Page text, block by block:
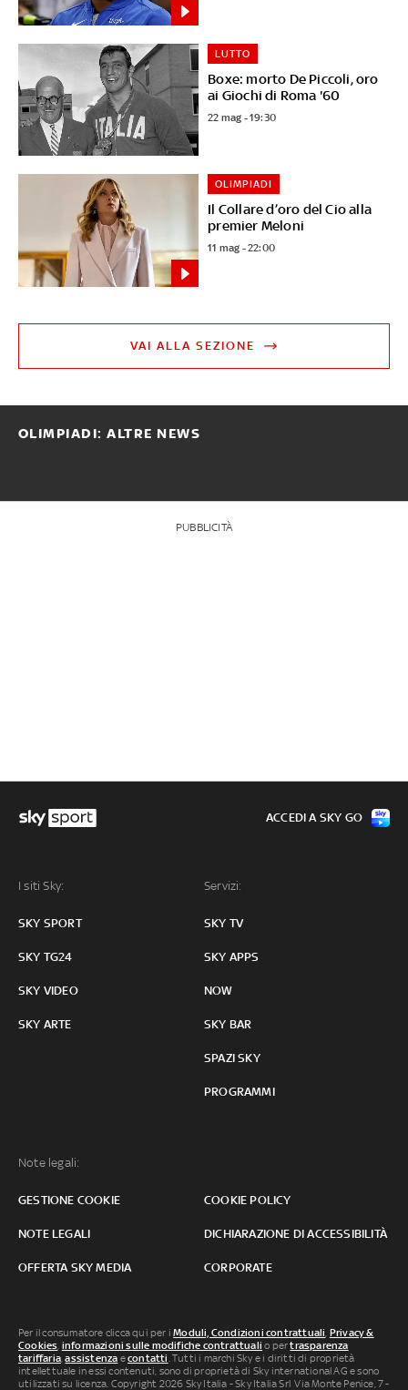
Boxe: morto De Piccoli, oro
ai Giochi di Roma '60
LUTTO
22 mag - 19:30
Il Collare d’oro del Cio alla
premier Meloni
OLIMPIADI
11 mag - 22:00
VAI ALLA SEZIONE
OLIMPIADI: ALTRE NEWS
PUBBLICITÀ
I siti Sky:
SKY SPORT
SKY TG24
SKY VIDEO
SKY ARTE
Servizi:
SKY TV
SKY APPS
NOW
SKY BAR
SPAZI SKY
PROGRAMMI
Note legali:
GESTIONE COOKIE COOKIE POLICY
NOTE LEGALI DICHIARAZIONE DI ACCESSIBILITÀ
OFFERTA SKY MEDIA CORPORATE
ACCEDI A SKY GO
Per il consumatore clicca qui per iModuli, Condizioni contrattuali, Privacy &
Cookies, informazioni sulle modifiche contrattuali o pertrasparenza
tariffaria,assistenza econtatti. Tutti i marchi Sky e i diritti di proprietà
intellettuale in essi contenuti, sono di proprietà di Sky international AG e sono
utilizzati su licenza. Copyright 2026 Sky Italia - Sky Italia Srl Via Monte Penice, 7 -